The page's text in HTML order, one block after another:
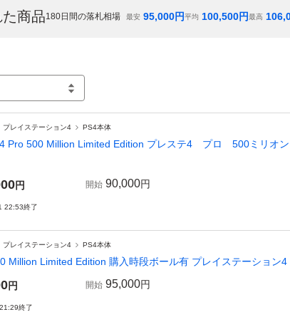
商品180日間の落札相場 最安 95,000円平均 100,500円最高
プレイステーション4 PS4本体
Pro 500 Million Limited Edition プレステ4 プロ 500ミリオ
円 開始 90,000円
22:53終了
プレイステーション4 PS4本体
Million Limited Edition 購入時段ボール有 プレイステーション4
円 開始 95,000円
終了